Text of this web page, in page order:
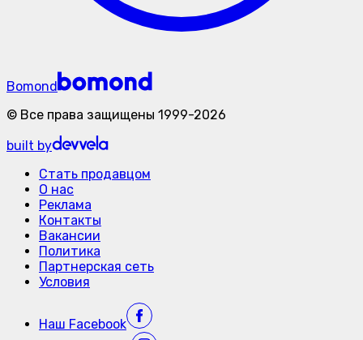
Bomond
© Все права защищены 1999-2026
built by
Стать продавцом
О нас
Реклама
Контакты
Вакансии
Политика
Партнерская сеть
Условия
Наш Facebook